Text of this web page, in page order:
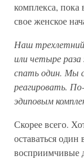
комплекса, пока
свое женское
Наш
или четыре
спать один. Мы
реагировать.
эдиповым
Скорее всего.
оставаться
восприимчивые